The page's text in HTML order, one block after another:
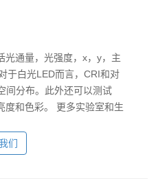
光通量，光强度，x，y，主
于白光LED而言，CRI和对
间分布。此外还可以测试
度和色彩。 更多实验室和生
们